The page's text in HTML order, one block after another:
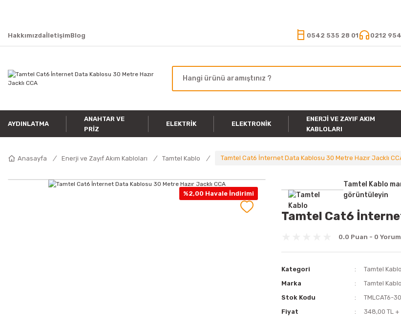
HakkımızdaİletişimBlog 0542 535 28 01 0212
AYDINLATMA
ANAHTAR VE
PRIZ
ELEKTRIK ELEKTRONIK
ENERJI VE ZAYIF AKIM
KABLOLARI
Anasayfa Enerji ve Zayıf Akım Kabloları Tamtel Kablo Tamtel Cat6 İnternet Data Kablosu 30 Metre Hazır Jacklı
%2,00 Havale İndirimi
Tamtel Kablo
görüntüleyin
Tamtel Cat6
0.0 Puan - 0 Yorum
Kategori Tamtel Kablo
Marka
Tamtel Kablo
Stok Kodu
TMLCAT6-30
Fiyat
348,00 TL +